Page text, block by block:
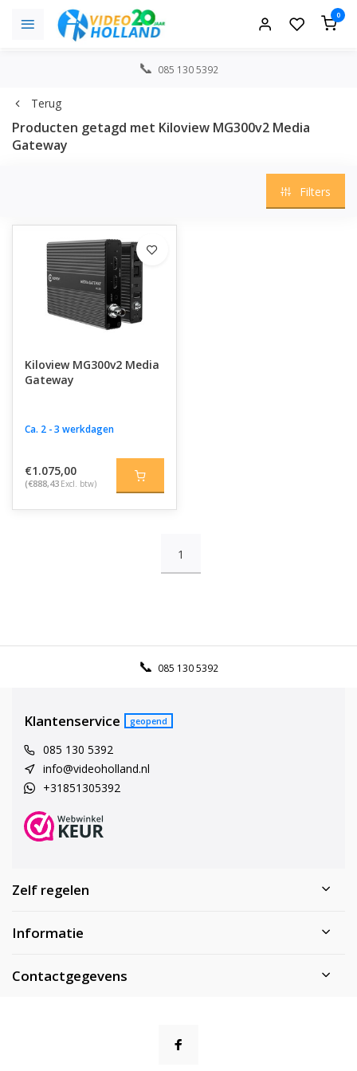
0
085 130 5392
Terug
Producten getagd met Kiloview MG300v2 Media
Gateway
Filters
Kiloview MG300v2 Media
Gateway
Ca. 2 - 3 werkdagen
€1.075,00
(€888,43 Excl. btw)
1
085 130 5392
Klantenservice geopend
085 130 5392
info@videoholland.nl
+31851305392
Zelf regelen
Informatie
Contactgegevens